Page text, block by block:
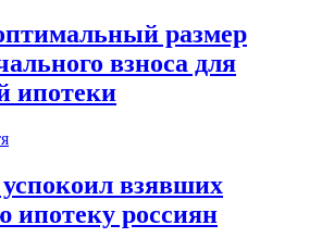
размер
взноса для
ипотеки
взявших
ипотеку россиян